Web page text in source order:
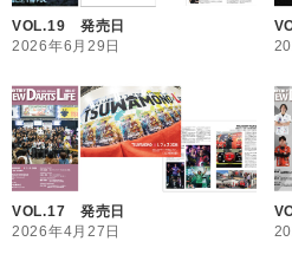
VOL.19 発売日
2026年6月29日
VOL.17 発売日
2026年4月27日